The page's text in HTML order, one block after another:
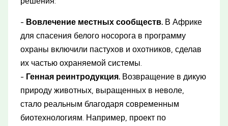
- Вовлечение местных сообществ. В Африке
для спасения белого носорога в программу
охраны включили пастухов и охотников, сделав
их частью охраняемой системы.
- Генная реинтродукция. Возвращение в дикую
природу животных, выращенных в неволе,
стало реальным благодаря современным
биотехнологиям. Например, проект по